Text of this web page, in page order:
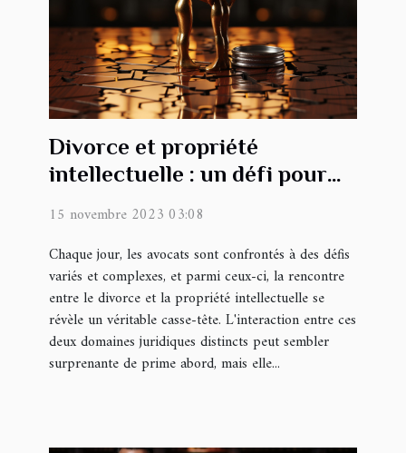
Divorce et propriété
intellectuelle : un défi pour
15 novembre 2023 03:08
Chaque jour, les avocats sont confrontés à des défis
variés et complexes, et parmi ceux-ci, la rencontre
entre le divorce et la propriété intellectuelle se
révèle un véritable casse-tête. L'interaction entre ces
deux domaines juridiques distincts peut sembler
surprenante de prime abord, mais elle...